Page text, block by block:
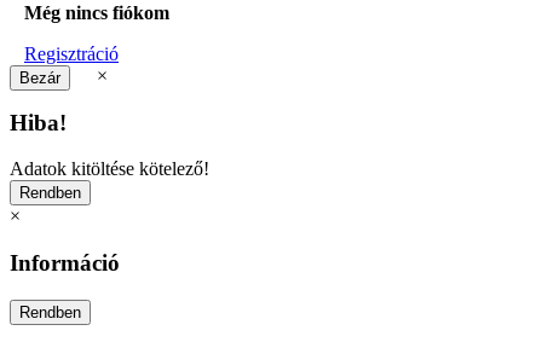
Még nincs fiókom
Regisztráció
×
Hiba!
Adatok kitöltése kötelező!
×
Információ